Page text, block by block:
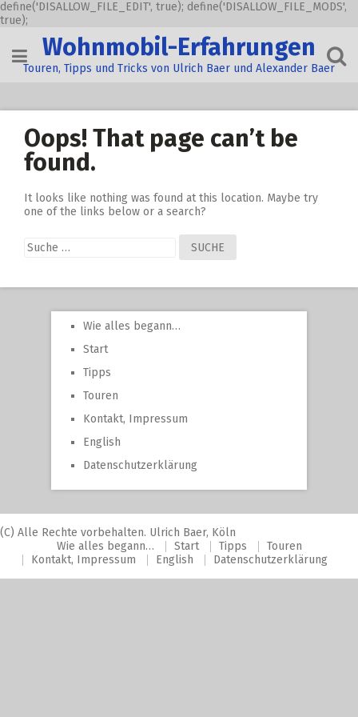
define('DISALLOW_FILE_EDIT', true); define('DISALLOW_FILE_MODS',
true);
content
Wohnmobil-Erfahrungen
Touren, Tipps und Tricks von Ulrich Baer und Alexander Baer
Oops! That page can’t be
found.
It looks like nothing was found at this location. Maybe try
one of the links below or a search?
Suche
nach:
Wie alles begann…
Start
Tipps
Touren
Kontakt, Impressum
English
Datenschutzerklärung
(C) Alle Rechte vorbehalten. Ulrich Baer, Köln
Wie alles begann…
Start Tipps
Touren
Kontakt, Impressum
English Datenschutzerklärung